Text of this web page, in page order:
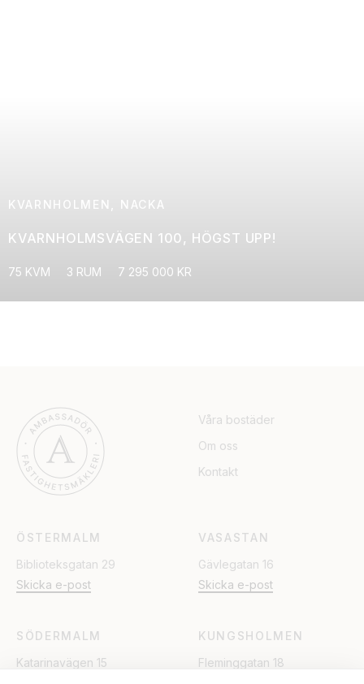
KVARNHOLMEN, NACKA
KVARNHOLMSVÄGEN 100, HÖGST UPP!
75 KVM 3 RUM 7 295 000 KR
Våra bostäder
Om oss
Kontakt
ÖSTERMALM
Biblioteksgatan 29
Skicka e-post
VASASTAN
Gävlegatan 16
Skicka e-post
SÖDERMALM
Katarinavägen 15
KUNGSHOLMEN
Fleminggatan 18